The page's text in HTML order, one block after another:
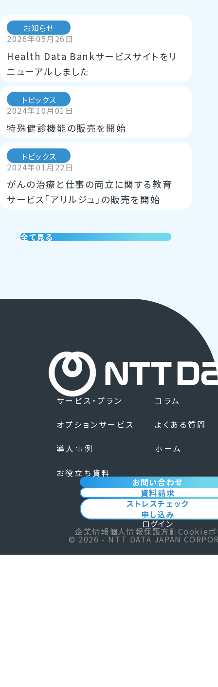
Health Data Bankサービスサイトをリ
ニューアルしました
お知らせ
2026年05月26日
特殊健診機能の販売を開始
トピックス
2024年10月01日
がんの治療と仕事の両立に関する教育
サービス「アリルジュ」の販売を開始
トピックス
2024年01月22日
2022年05月26日
2021年11月24日
2021年04月26日
2021年03月01日
2020年12月23日
全て見る
サービス・プラン
オプションサービス
導入事例
お役立ち資料
コラム
よくある質問
ホーム
お問い合わせ
資料請求
ストレスチェック
申し込み
ログイン
企業情報個人情報保護方針Cookieポ
©2026 - NTT DATA JAPAN